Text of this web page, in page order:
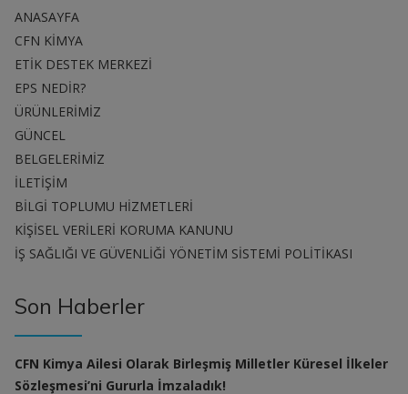
ANASAYFA
CFN KİMYA
ETİK DESTEK MERKEZİ
EPS NEDİR?
ÜRÜNLERİMİZ
GÜNCEL
BELGELERİMİZ
İLETİŞİM
BİLGİ TOPLUMU HİZMETLERİ
KİŞİSEL VERİLERİ KORUMA KANUNU
İŞ SAĞLIĞI VE GÜVENLİĞİ YÖNETİM SİSTEMİ POLİTİKASI
Son Haberler
CFN Kimya Ailesi Olarak Birleşmiş Milletler Küresel İlkeler
Sözleşmesi’ni Gururla İmzaladık!